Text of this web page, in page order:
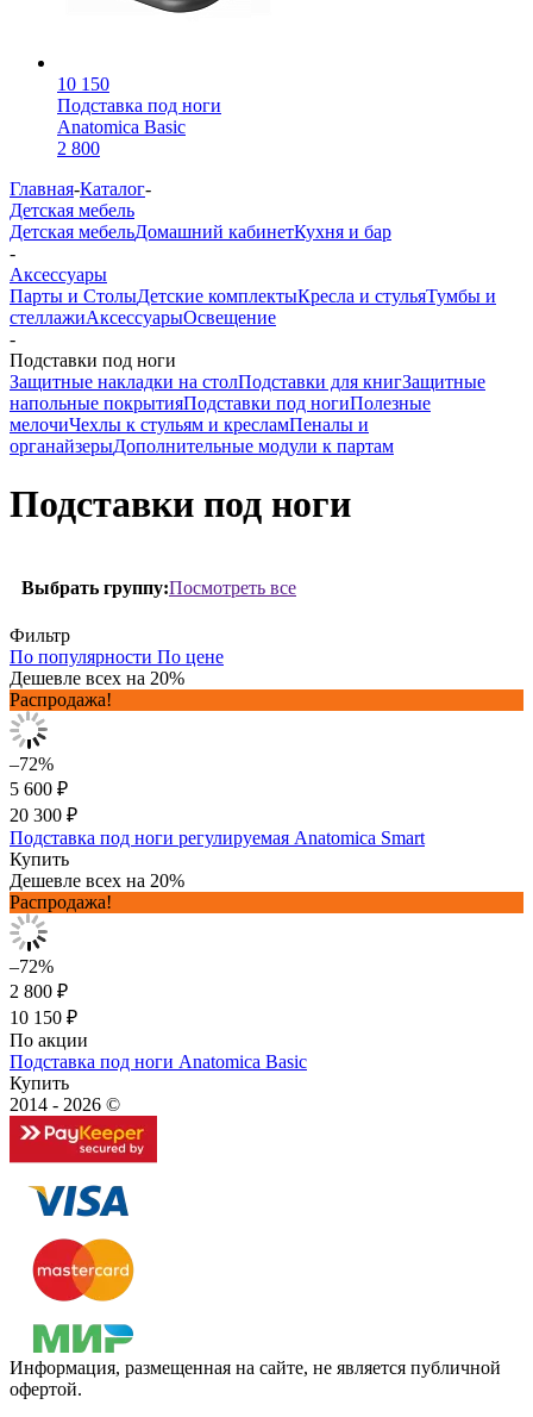
10 150
Подставка под ноги
Anatomica Basic
2 800
Главная-Каталог-
Детская мебель
Детская мебельДомашний кабинетКухня и бар
-
Аксессуары
Парты и СтолыДетские комплектыКресла и стульяТумбы и
стеллажиАксессуарыОсвещение
-
Подставки под ноги
Защитные накладки на столПодставки для книгЗащитные
напольные покрытияПодставки под ногиПолезные
мелочиЧехлы к стульям и кресламПеналы и
органайзерыДополнительные модули к партам
Подставки под ноги
Выбрать группу:Посмотреть все
Фильтр
По популярности По цене
Дешевле всех на 20%
Распродажа!
–72%
5 600 ₽
20 300 ₽
Подставка под ноги регулируемая Anatomica Smart
Купить
Дешевле всех на 20%
Распродажа!
–72%
2 800 ₽
10 150 ₽
По акции
Подставка под ноги Anatomica Basic
Купить
2014 - 2026 ©
Информация, размещенная на сайте, не является публичной
офертой.